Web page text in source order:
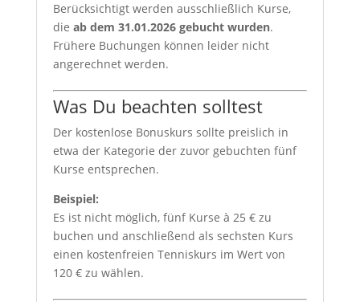
Berücksichtigt werden ausschließlich Kurse,
die ab dem 31.01.2026 gebucht wurden.
Frühere Buchungen können leider nicht
angerechnet werden.
Was Du beachten solltest
Der kostenlose Bonuskurs sollte preislich in
etwa der Kategorie der zuvor gebuchten fünf
Kurse entsprechen.
Beispiel:
Es ist nicht möglich, fünf Kurse à 25 € zu
buchen und anschließend als sechsten Kurs
einen kostenfreien Tenniskurs im Wert von
120 € zu wählen.